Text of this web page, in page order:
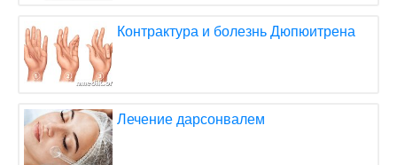
Контрактура и болезнь Дюпюитрена
Лечение дарсонвалем